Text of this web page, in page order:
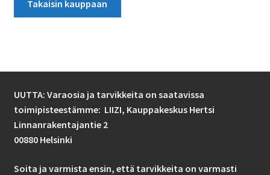
Takaisin kauppaan
UUTTA: Varaosia ja tarvikkeita on saatavissa
toimipisteestämme: LIIZI, Kauppakeskus Hertsi
Linnanrakentajantie 2
00880 Helsinki
Soita ja varmista ensin, että tarvikkeita on varmasti